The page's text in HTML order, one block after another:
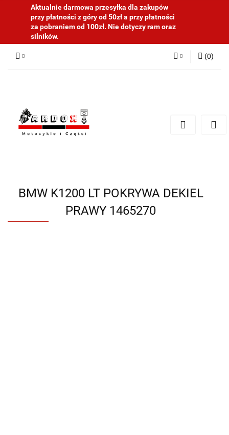
Aktualnie darmowa przesyłka dla zakupów
przy płatności z góry od 50zł a przy płatności
za pobraniem od 100zł. Nie dotyczy ram oraz
silników.
(0)
BMW K1200 LT POKRYWA DEKIEL
PRAWY 1465270